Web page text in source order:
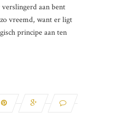
aan bent
vreemd, want er ligt
principe aan ten